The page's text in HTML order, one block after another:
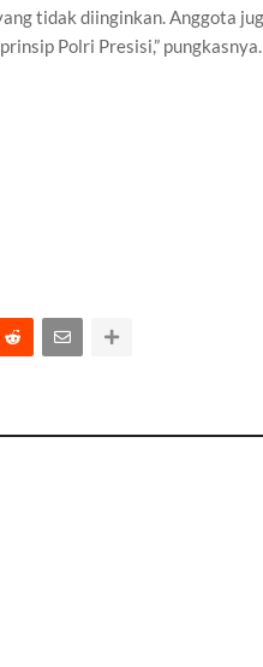
tidak diinginkan. Anggota
Polri Presisi,” pungkasnya.